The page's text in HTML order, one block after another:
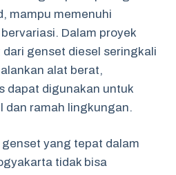
mampu memenuhi
Dalam proyek
dari genset diesel seringkali
alat berat,
dapat digunakan untuk
dan ramah lingkungan.
yang tepat dalam
tidak bisa